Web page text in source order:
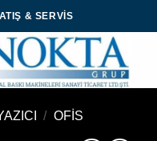
& SERVIS
/ OFIS